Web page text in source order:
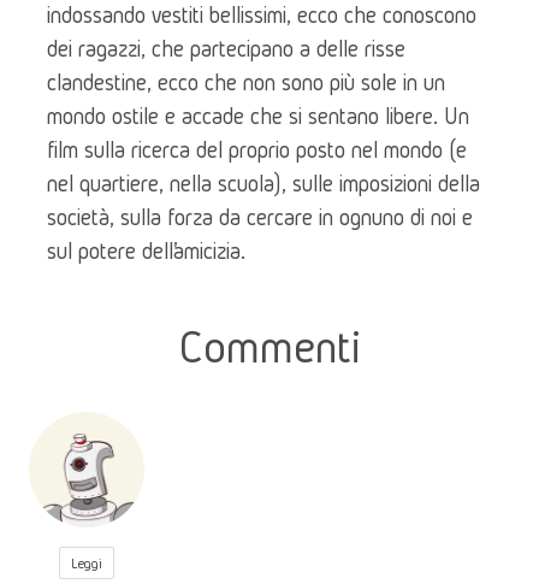
indossando vestiti bellissimi, ecco che conoscono
dei ragazzi, che partecipano a delle risse
clandestine, ecco che non sono più sole in un
mondo ostile e accade che si sentano libere. Un
film sulla ricerca del proprio posto nel mondo (e
nel quartiere, nella scuola), sulle imposizioni della
società, sulla forza da cercare in ognuno di noi e
sul potere dell’amicizia.
Commenti
Leggi